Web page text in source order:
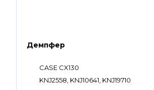
Демпфер
CASE CX130
KNJ2558, KNJ10641, KNJ19710